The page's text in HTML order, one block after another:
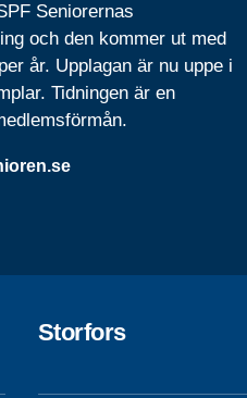
Seniorernas
och den kommer ut med
år. Upplagan är nu uppe i
Tidningen är en
Storfors